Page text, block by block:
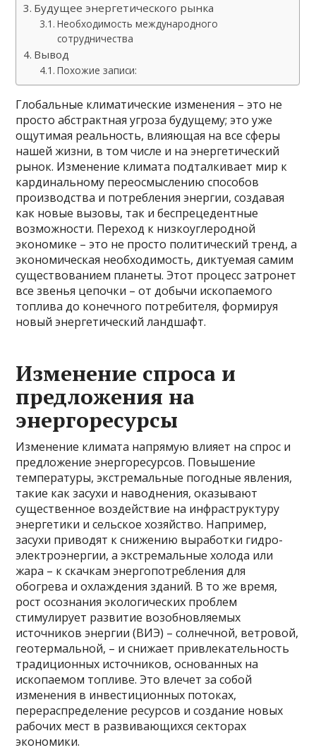
Будущее энергетического рынка
Необходимость международного
сотрудничества
Вывод
Похожие записи:
Глобальные климатические изменения – это не
просто абстрактная угроза будущему; это уже
ощутимая реальность, влияющая на все сферы
нашей жизни, в том числе и на энергетический
рынок. Изменение климата подталкивает мир к
кардинальному переосмыслению способов
производства и потребления энергии, создавая
как новые вызовы, так и беспрецедентные
возможности. Переход к низкоуглеродной
экономике – это не просто политический тренд, а
экономическая необходимость, диктуемая самим
существованием планеты. Этот процесс затронет
все звенья цепочки – от добычи ископаемого
топлива до конечного потребителя, формируя
новый энергетический ландшафт.
Изменение спроса и
предложения на
энергоресурсы
Изменение климата напрямую влияет на спрос и
предложение энергоресурсов. Повышение
температуры, экстремальные погодные явления,
такие как засухи и наводнения, оказывают
существенное воздействие на инфраструктуру
энергетики и сельское хозяйство. Например,
засухи приводят к снижению выработки гидро-
электроэнергии, а экстремальные холода или
жара – к скачкам энергопотребления для
обогрева и охлаждения зданий. В то же время,
рост осознания экологических проблем
стимулирует развитие возобновляемых
источников энергии (ВИЭ) – солнечной, ветровой,
геотермальной, – и снижает привлекательность
традиционных источников, основанных на
ископаемом топливе. Это влечет за собой
изменения в инвестиционных потоках,
перераспределение ресурсов и создание новых
рабочих мест в развивающихся секторах
экономики.